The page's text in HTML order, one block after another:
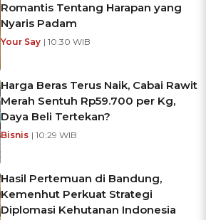
Romantis Tentang Harapan yang
Nyaris Padam
Your Say | 10:30 WIB
Harga Beras Terus Naik, Cabai Rawit
Merah Sentuh Rp59.700 per Kg,
Daya Beli Tertekan?
Bisnis | 10:29 WIB
Hasil Pertemuan di Bandung,
Kemenhut Perkuat Strategi
Diplomasi Kehutanan Indonesia